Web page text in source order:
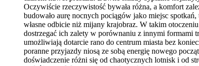
Oczywiście rzeczywistość bywała różna, a komfort
budowało aurę nocnych pociągów jako miejsc
własne odbicie niż mijany krajobraz. W takim
dostrzegać ich zalety w porównaniu z innymi formami
umożliwiają dotarcie rano do centrum miasta bez
poranne przyjazdy niosą ze sobą energię nowego
doświadczenie różni się od chaotycznych lotnisk i od